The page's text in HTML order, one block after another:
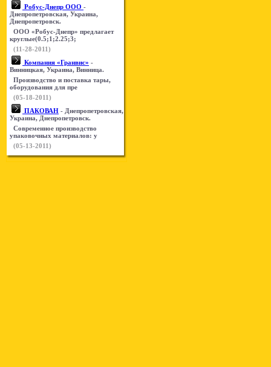
Робус-Днепр ООО -
Днепропетровская, Украина,
Днепропетровск.
ООО «Робус-Днепр» предлагает
круглые(0.5;1;2.25;3;
(11-28-2011)
Компания «Гранвис» -
Винницкая, Украина, Винница.
Производство и поставка тары,
оборудования для пре
(05-18-2011)
ПАКОВАН - Днепропетровская,
Украина, Днепропетровск.
Современное производство
упаковочных материалов: у
(05-13-2011)